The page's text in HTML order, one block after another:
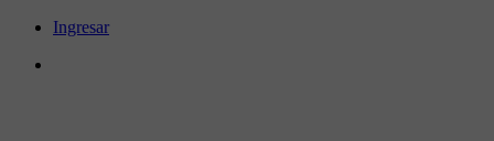
Ingresar